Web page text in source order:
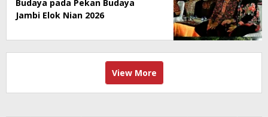
Budaya pada Pekan Budaya
Jambi Elok Nian 2026
View More